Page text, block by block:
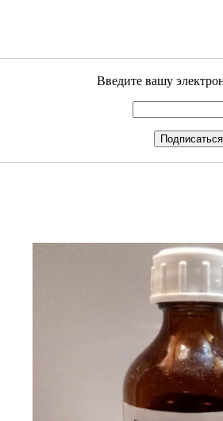
Введите вашу